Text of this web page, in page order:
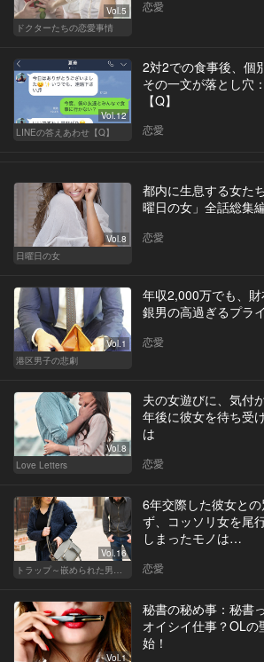
Vol.5
ドクターたちの恋愛事情
恋愛
Vol.12
LINEの答えあわせ【Q】
2対2での食事後、個
その一文が落とし穴
【Q】
恋愛
Vol.8
日曜日の女
都内に生息する女た
曜日の女」全話総集
恋愛
Vol.1
港区男子の悲劇
年収2,000万でも、
銀男の高過ぎるプラ
恋愛
Vol.8
Love Letters
夫の女遊びに、気付
年後に彼女を待ち受
は
恋愛
Vol.16
トラップ～嵌められた男と女～
6年交際した彼女と
ず、コッソリ女を尾
しまったモノは…
恋愛
Vol.1
秘書の秘め事：秘書
オイシイ仕事？OL
始！